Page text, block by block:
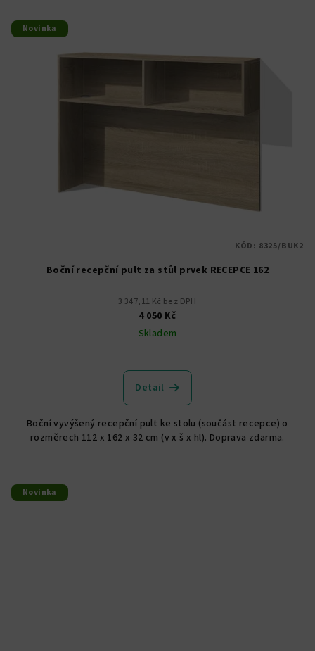
Novinka
Boční recepční pult za stůl prvek RECEPCE 162
3 347,11 Kč bez DPH
4 050 Kč
Skladem
Detail
Boční vyvýšený recepční pult ke stolu (součást recepce) o
rozměrech 112 x 162 x 32 cm (v x š x hl). Doprava zdarma.
KÓD: 8325/BUK2
Novinka